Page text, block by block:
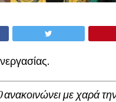
με χαρά